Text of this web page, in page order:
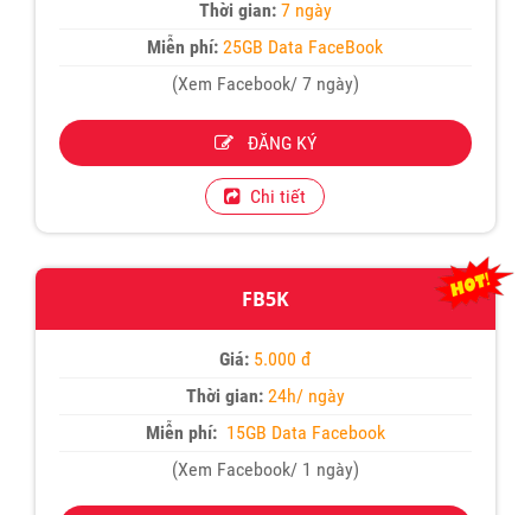
Thời gian: 7 ngày
Miễn phí: 25GB Data FaceBook
(Xem Facebook/ 7 ngày)
ĐĂNG KÝ
Chi tiết
FB5K
Giá: 5.000 đ
Thời gian: 24h/ ngày
Miễn phí: 15GB Data Facebook
(Xem Facebook/ 1 ngày)